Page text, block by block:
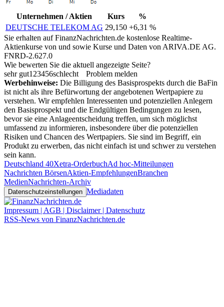
Unternehmen / Aktien Kurs
%
DEUTSCHE TELEKOM AG 29,150 +6,31 %
Sie erhalten auf FinanzNachrichten.de kostenlose Realtime-
Aktienkurse von und sowie Kurse und Daten von ARIVA.DE AG.
FNRD-2.627.0
Wie bewerten Sie die aktuell angezeigte Seite?
sehr gut1 23456schlecht
Problem melden
Werbehinweise: Die Billigung des Basisprospekts durch die BaFin
ist nicht als ihre Befürwortung der angebotenen Wertpapiere zu
verstehen. Wir empfehlen Interessenten und potenziellen Anlegern
den Basisprospekt und die Endgültigen Bedingungen zu lesen,
bevor sie eine Anlageentscheidung treffen, um sich möglichst
umfassend zu informieren, insbesondere über die potenziellen
Risiken und Chancen des Wertpapiers. Sie sind im Begriff, ein
Produkt zu erwerben, das nicht einfach ist und schwer zu verstehen
sein kann.
Deutschland 40Xetra-OrderbuchAd hoc-Mitteilungen
Nachrichten BörsenAktien-EmpfehlungenBranchen
MedienNachrichten-Archiv
Datenschutzeinstellungen Mediadaten
Impressum | AGB | Disclaimer | Datenschutz
RSS-News von FinanzNachrichten.de